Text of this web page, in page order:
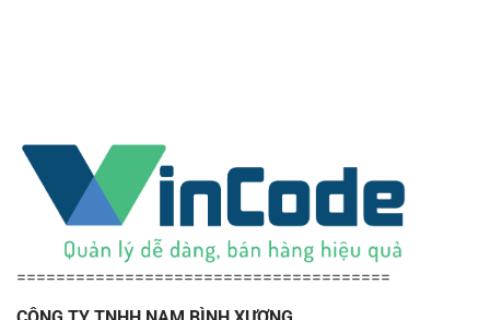
======================================